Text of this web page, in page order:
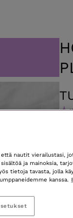
että nautit vierailustasi,
ja mainoksia,
tietoja tavasta, jolla
kanssa.